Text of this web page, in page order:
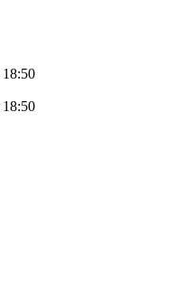
18:50
18:50